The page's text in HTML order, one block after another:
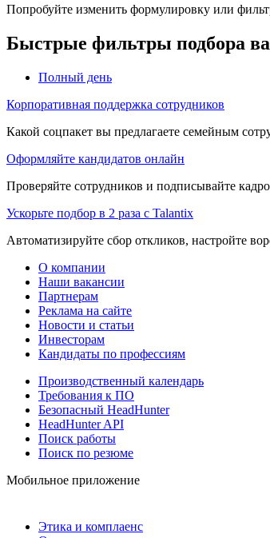
Попробуйте изменить формулировку или
Быстрые фильтры подбора
Полный день
Корпоративная поддержка сотрудников
Какой соцпакет вы предлагаете семейным
Оформляйте кандидатов онлайн
Проверяйте сотрудников и подписывайте
Ускорьте подбор в 2 раза с Talantix
Автоматизируйте сбор откликов, настройте
О компании
Наши вакансии
Партнерам
Реклама на сайте
Новости и статьи
Инвесторам
Кандидаты по профессиям
Производственный календарь
Требования к ПО
Безопасный HeadHunter
HeadHunter API
Поиск работы
Поиск по резюме
Мобильное приложение
Этика и комплаенс